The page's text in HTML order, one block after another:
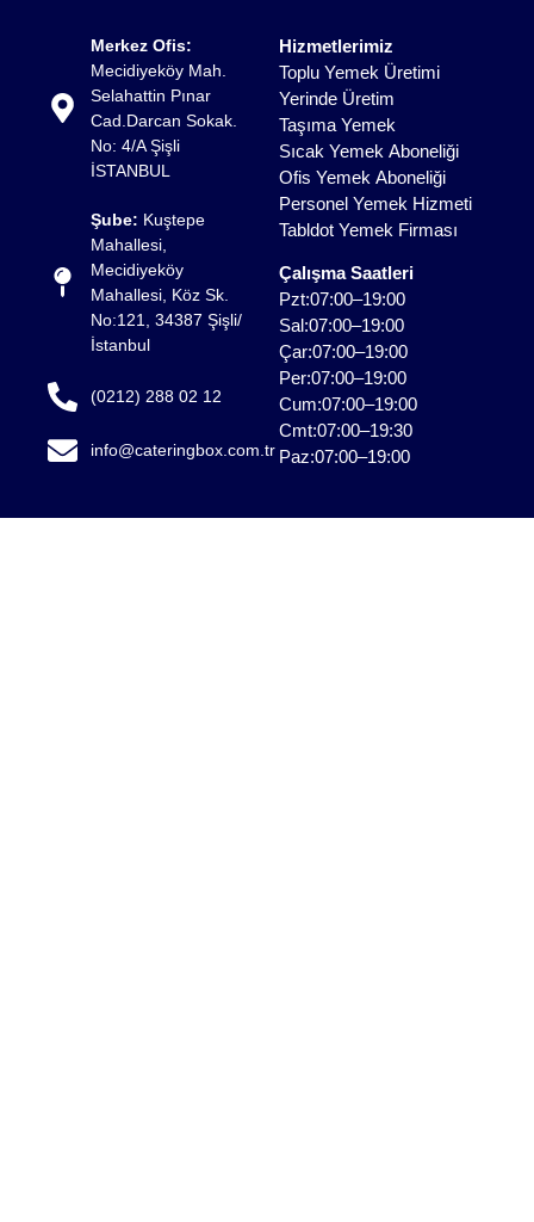
Organizasyonları
Sarıyer'de kurumsal etkinliklerden özel davetlere kadar
geniş bir yelpazede sunulan profesyonel hizmetler,
işletmelerin organizasyon kalitesini doğrudan etkiler. Bu
noktada doğru planlanmış catering organizasyonu, hem
sunum hem de operasyon açısından kusursuz bir
deneyim sağlar. Toplantı, lansman ve davetlerde öne
çıkan Sarıyer yemek organizasyonları, katılımcı
memnuniyetini artırırken markanızın prestijini de
güçlendirir.
Profesyonel ekipler tarafından yönetilen bir Sarıyer
catering organizasyonu, menü planlamasından servis
sürecine kadar tüm detayların titizlikle ele alınmasını
yemek organizasyonları, konsept uyumu ve hizmet
Merkez Ofis:
Mecidiyeköy Mah.
Selahattin Pınar
Cad.Darcan Sokak.
No: 4/A Şişli
İSTANBUL
Şube: Kuştepe
Mahallesi,
Mecidiyeköy
Mahallesi, Köz Sk.
No:121, 34387 Şişli/
İstanbul
(0212) 288 02 12
info@cateringbox.com.tr
Hizmetlerimiz
Toplu Yemek Üretimi
Yerinde Üretim
Taşıma Yemek
Sıcak Yemek Aboneliği
Ofis Yemek Aboneliği
Personel Yemek Hizmeti
Tabldot Yemek Firması
Çalışma Saatleri
Pzt:07:00–19:00
Sal:07:00–19:00
Çar:07:00–19:00
Per:07:00–19:00
Cum:07:00–19:00
Cmt:07:00–19:30
Paz:07:00–19:00